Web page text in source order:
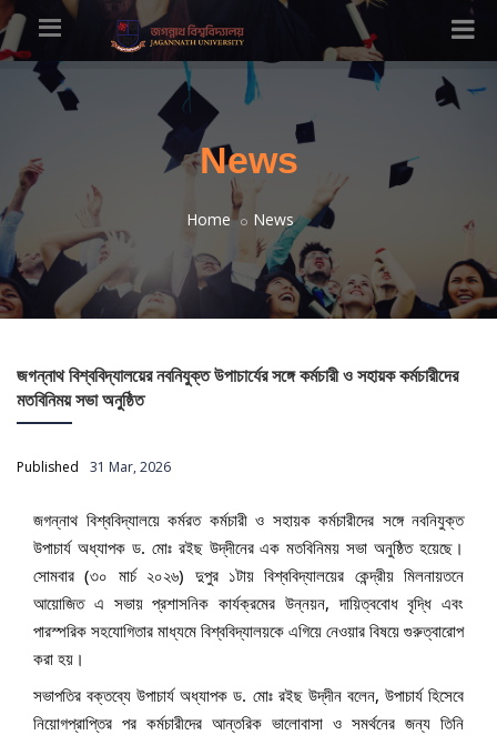
News
Home News
জগন্নাথ বিশ্ববিদ্যালয়ের নবনিযুক্ত উপাচার্যের সঙ্গে কর্মচারী ও সহায়ক কর্মচারীদের
মতবিনিময় সভা অনুষ্ঠিত
Published 31 Mar, 2026
জগন্নাথ বিশ্ববিদ্যালয়ে কর্মরত কর্মচারী ও সহায়ক কর্মচারীদের সঙ্গে নবনিযুক্ত
উপাচার্য অধ্যাপক ড. মোঃ রইছ উদ্‌দীনের এক মতবিনিময় সভা অনুষ্ঠিত হয়েছে।
সোমবার (৩০ মার্চ ২০২৬) দুপুর ১টায় বিশ্ববিদ্যালয়ের কেন্দ্রীয় মিলনায়তনে
আয়োজিত এ সভায় প্রশাসনিক কার্যক্রমের উন্নয়ন, দায়িত্ববোধ বৃদ্ধি এবং
পারস্পরিক সহযোগিতার মাধ্যমে বিশ্ববিদ্যালয়কে এগিয়ে নেওয়ার বিষয়ে গুরুত্বারোপ
করা হয়।
সভাপতির বক্তব্যে উপাচার্য অধ্যাপক ড. মোঃ রইছ উদ্‌দীন বলেন, উপাচার্য হিসেবে
নিয়োগপ্রাপ্তির পর কর্মচারীদের আন্তরিক ভালোবাসা ও সমর্থনের জন্য তিনি